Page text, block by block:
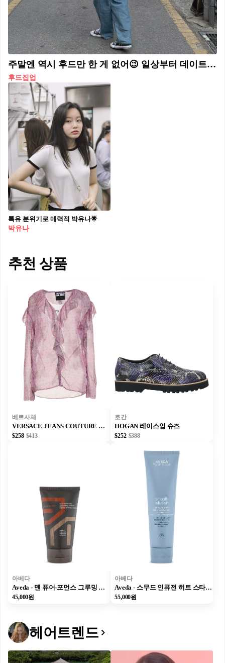
주말엔 역시 후드만 한 게 없어😉 일상부터 데이트까지, 몸을 편안하게 할 후드 하나면 걱정 끝💡🖤
후드집업
특유 분위기로 매력적 박유나🌟
박유나
추천 상품
베르사체
VERSACE JEANS COUTURE 셔츠
$258 $413
호간
HOGAN 레이스업 슈즈
$252 $388
아베다
Aveda - 맨 퓨어-포먼스 그루밍 크림 - 125 ml
45,000원
아베다
Aveda - 스무드 인퓨전 히트 스타일링 크림 - 150 ml
55,000원
헤어트렌드